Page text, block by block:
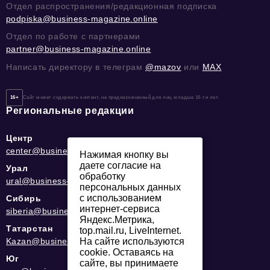
Отдел распространения/редакционная подписка
podpiska@business-magazine.online
Отдел по работе с партнерами
partner@business-magazine.online
Написать директору в телеграм @mazov или MAX
16+ Сайт может содержать контент, не предназначенный для лиц младше 16-ти лет.
Региональные редакции
Центр
center@business-magazine.online
Урал
ural@business-magazine.online
Сибирь
siberia@business-magazine.online
Татарстан
Kazan@business-magazine.online
Юг
Нажимая кнопку вы
даете согласие на
обработку
персональных данных
с использованием
интернет-сервиса
Яндекс.Метрика,
top.mail.ru, LiveInternet.
На сайте используются
cookie. Оставаясь на
сайте, вы принимаете